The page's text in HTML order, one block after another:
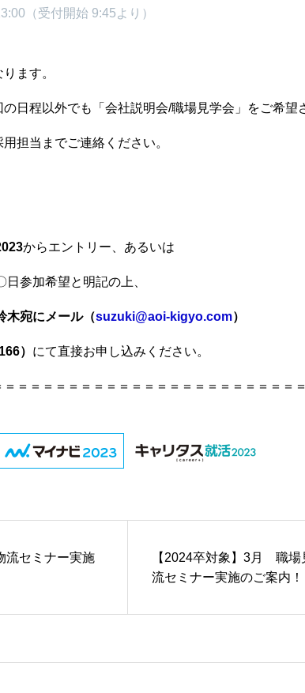
「SDGs」への取り組み
アルバイト募集
（受付開始 9:45より）
ます。
日程以外でも「会社説明会/職場見学会」をご希望
担当までご連絡ください。
からエントリー、あるいは
参加希望と明記の上、
木宛にメール（suzuki@aoi-kigyo.com）
） にて直接お申し込みください。
＝＝＝＝＝＝＝＝＝＝＝＝＝＝＝＝＝＝＝＝＝＝
セミナー実施
【2024卒対象】3月 職場
流セミナー実施のご案内！